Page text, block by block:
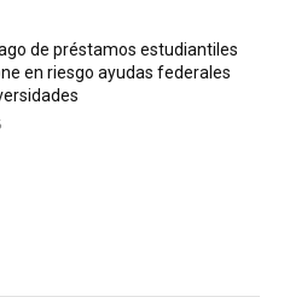
de préstamos estudiantiles
en riesgo ayudas federales